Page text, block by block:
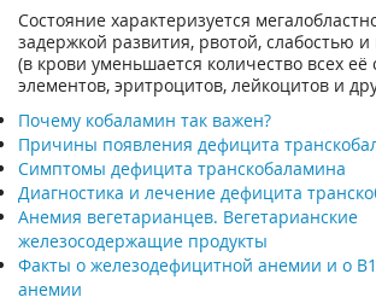
Состояние характеризуется
задержкой развития, рвотой, слабостью
(в крови уменьшается количество всех
элементов, эритроцитов, лейкоцитов и
Почему кобаламин так важен?
Причины появления дефицита
Симптомы дефицита транскобаламина
Диагностика и лечение дефицита
Анемия вегетарианцев. Вегетарианские
железосодержащие продукты
Факты о железодефицитной анемии и о
анемии